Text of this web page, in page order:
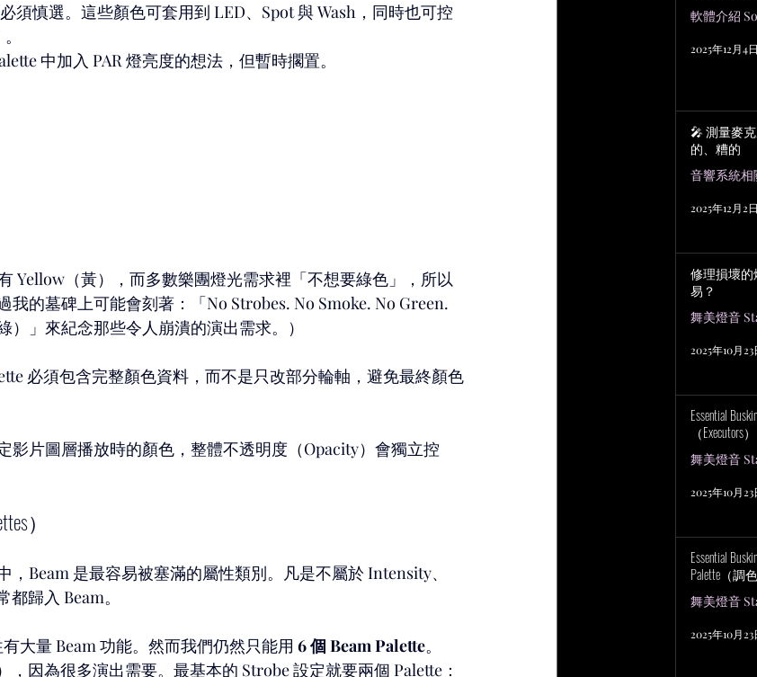
須慎選。這些顏色可套用到 LED、Spot 與 Wash，同時也可控
中加入 PAR 燈亮度的想法，但暫時擱置。
Yellow（黃），而多數樂團燈光需求裡「不想要綠色」，所以
我的墓碑上可能會刻著：「No Strobes. No Smoke. No Green.
）」來紀念那些令人崩潰的演出需求。）
必須包含完整顏色資料，而不是只改部分輪軸，避免最終顏色
影片圖層播放時的顏色，整體不透明度（Opacity）會獨立控
）
，Beam 是最容易被塞滿的屬性類別。凡是不屬於 Intensity、
歸入 Beam。
大量 Beam 功能。然而我們仍然只能用 6 個 Beam Palette。
因為很多演出需要。最基本的 Strobe 設定就要兩個 Palette：
軟體介紹
2025年12月4
🎤 測量麥
的、糟的
2025年12月2
修理損壞
易？
舞美燈音
2025年10月23
Essential
（Executors）
舞美燈音
2025年10月23
Essential
Palette（調
舞美燈音
2025年10月23